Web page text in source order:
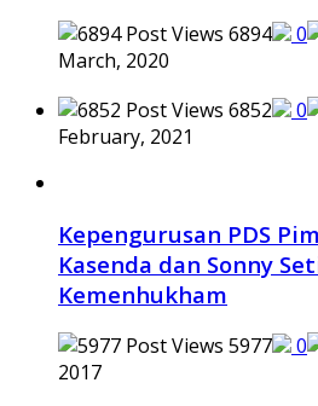
6894 0
March, 2020
6852
0
February, 2021
Kepengurusan PDS
Kasenda dan Sonny
Kemenhukham
5977 0
2017